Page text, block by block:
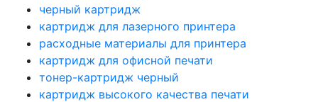
черный картридж
картридж для лазерного принтера
расходные материалы для принтера
картридж для офисной печати
тонер-картридж черный
картридж высокого качества печати